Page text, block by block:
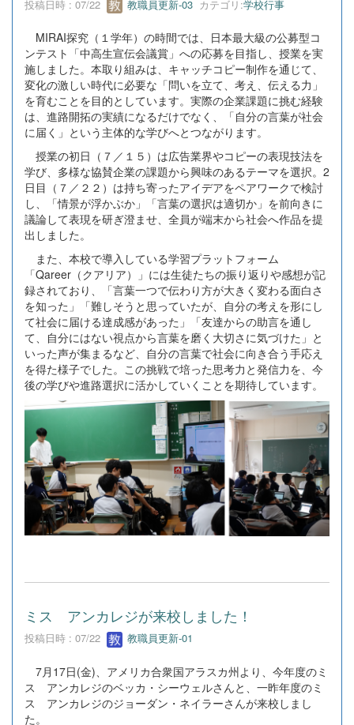
投稿日時 : 07/22 教職員更新-03 カテゴリ:学校行事
MIRAI探究（１学年）の時間では、日本最大級の公募型コ
ンテスト「中高生宣伝会議賞」への応募を目指し、授業を実
施しました。本取り組みは、キャッチコピー制作を通じて、
変化の激しい時代に必要な「問いを立て、考え、伝える力」
を育むことを目的としています。実際の企業課題に挑む経験
は、進路開拓の実績になるだけでなく、「自分の言葉が社会
に届く」という主体的な学びへとつながります。
授業の初日（７／１５）は広告業界やコピーの表現技法を
学び、多様な協賛企業の課題から興味のあるテーマを選択。2
日目（７／２２）は持ち寄ったアイデアをペアワークで検討
し、「情景が浮かぶか」「言葉の選択は適切か」を前向きに
議論して表現を研ぎ澄ませ、全員が端末から社会へ作品を提
出しました。
また、本校で導入している学習プラットフォーム
「Qareer（クアリア）」には生徒たちの振り返りや感想が記
録されており、「言葉一つで伝わり方が大きく変わる面白さ
を知った」「難しそうと思っていたが、自分の考えを形にし
て社会に届ける達成感があった」「友達からの助言を通し
て、自分にはない視点から言葉を磨く大切さに気づけた」と
いった声が集まるなど、自分の言葉で社会に向き合う手応え
を得た様子でした。この挑戦で培った思考力と発信力を、今
後の学びや進路選択に活かしていくことを期待しています。
ミス アンカレジが来校しました！
投稿日時 : 07/22 教職員更新-01
7月17日(金)、アメリカ合衆国アラスカ州より、今年度のミ
ス アンカレジのベッカ・シーウェルさんと、一昨年度のミ
ス アンカレジのジョーダン・ネイラーさんが来校しまし
た。